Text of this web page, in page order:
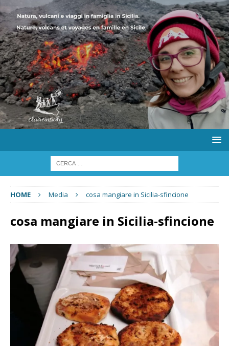
HOME Media cosa mangiare in Sicilia-sfincione
cosa mangiare in Sicilia-sfincione